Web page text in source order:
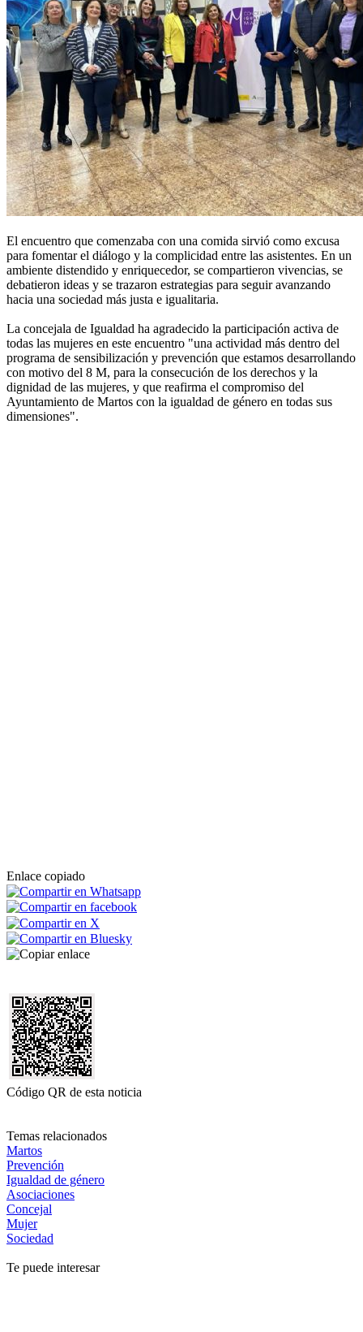
El encuentro que comenzaba con una comida sirvió como excusa
para fomentar el diálogo y la complicidad entre las asistentes. En un
ambiente distendido y enriquecedor, se compartieron vivencias, se
debatieron ideas y se trazaron estrategias para seguir avanzando
hacia una sociedad más justa e igualitaria.
La concejala de Igualdad ha agradecido la participación activa de
todas las mujeres en este encuentro "una actividad más dentro del
programa de sensibilización y prevención que estamos desarrollando
con motivo del 8 M, para la consecución de los derechos y la
dignidad de las mujeres, y que reafirma el compromiso del
Ayuntamiento de Martos con la igualdad de género en todas sus
dimensiones".
Enlace copiado
Código QR de esta noticia
Temas relacionados
Martos
Prevención
Igualdad de género
Asociaciones
Concejal
Mujer
Sociedad
Te puede interesar